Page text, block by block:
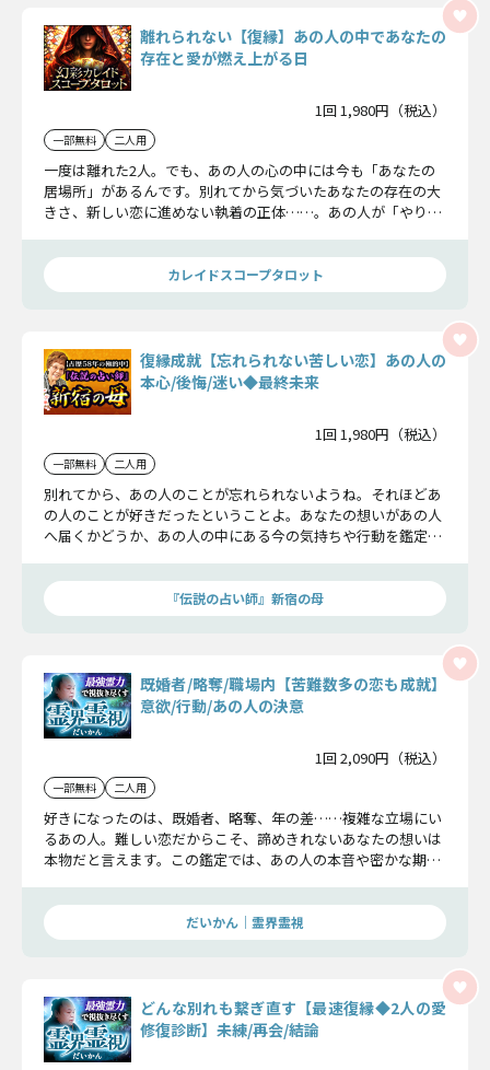
離れられない【復縁】あの人の中であなたの
存在と愛が燃え上がる日
1回 1,980円（税込）
一部無料 二人用
一度は離れた2人。でも、あの人の心の中には今も「あなたの
居場所」があるんです。別れてから気づいたあなたの存在の大
きさ、新しい恋に進めない執着の正体……。あの人が「やり直
デーを詳細にお伝えします。
カレイドスコープタロット
復縁成就【忘れられない苦しい恋】あの人の
本心/後悔/迷い◆最終未来
1回 1,980円（税込）
一部無料 二人用
別れてから、あの人のことが忘れられないようね。それほどあ
の人のことが好きだったということよ。あなたの想いがあの人
へ届くかどうか、あの人の中にある今の気持ちや行動を鑑定し
『伝説の占い師』新宿の母
既婚者/略奪/職場内【苦難数多の恋も成就】
意欲/行動/あの人の決意
1回 2,090円（税込）
一部無料 二人用
好きになったのは、既婚者、略奪、年の差……複雑な立場にい
るあの人。難しい恋だからこそ、諦めきれないあなたの想いは
本物だと言えます。この鑑定では、あの人の本音や密かな期待
だいかん｜霊界霊視
どんな別れも繋ぎ直す【最速復縁◆2人の愛
修復診断】未練/再会/結論